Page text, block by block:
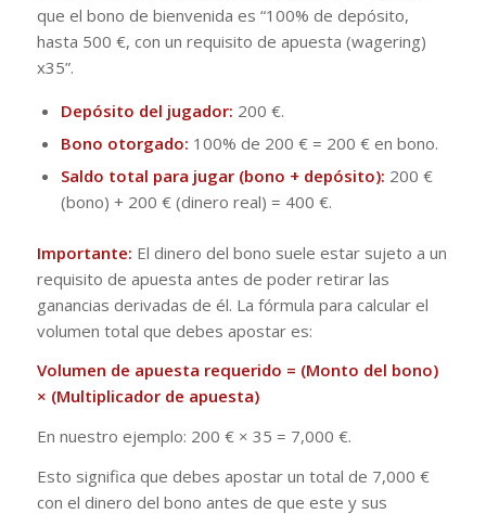
que el bono de bienvenida es “100% de depósito,
hasta 500 €, con un requisito de apuesta (wagering)
x35”.
Depósito del jugador: 200 €.
Bono otorgado: 100% de 200 € = 200 € en bono.
Saldo total para jugar (bono + depósito): 200 €
(bono) + 200 € (dinero real) = 400 €.
Importante: El dinero del bono suele estar sujeto a un
requisito de apuesta antes de poder retirar las
ganancias derivadas de él. La fórmula para calcular el
volumen total que debes apostar es:
Volumen de apuesta requerido = (Monto del bono)
× (Multiplicador de apuesta)
En nuestro ejemplo: 200 € × 35 = 7,000 €.
Esto significa que debes apostar un total de 7,000 €
con el dinero del bono antes de que este y sus